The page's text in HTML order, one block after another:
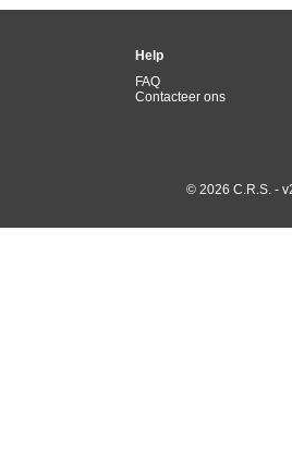
Help
FAQ
Contacteer ons
© 2026 C.R.S. -